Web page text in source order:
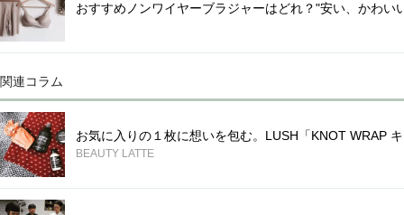
おすすめノンワイヤーブラジャーはどれ？"安い、かわい
関連コラム
お気に入りの１枚に想いを包む。LUSH「KNOT WRAP
BEAUTY LATTE